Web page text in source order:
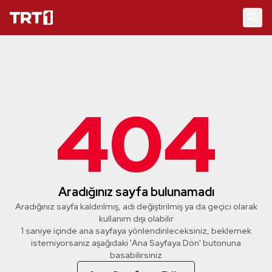
404
Aradığınız sayfa bulunamadı
Aradığınız sayfa kaldırılmış, adı değiştirilmiş ya da geçici olarak
kullanım dışı olabilir
1 saniye içinde ana sayfaya yönlendirileceksiniz, beklemek
istemiyorsanız aşağıdaki 'Ana Sayfaya Dön' butonuna
basabilirsiniz